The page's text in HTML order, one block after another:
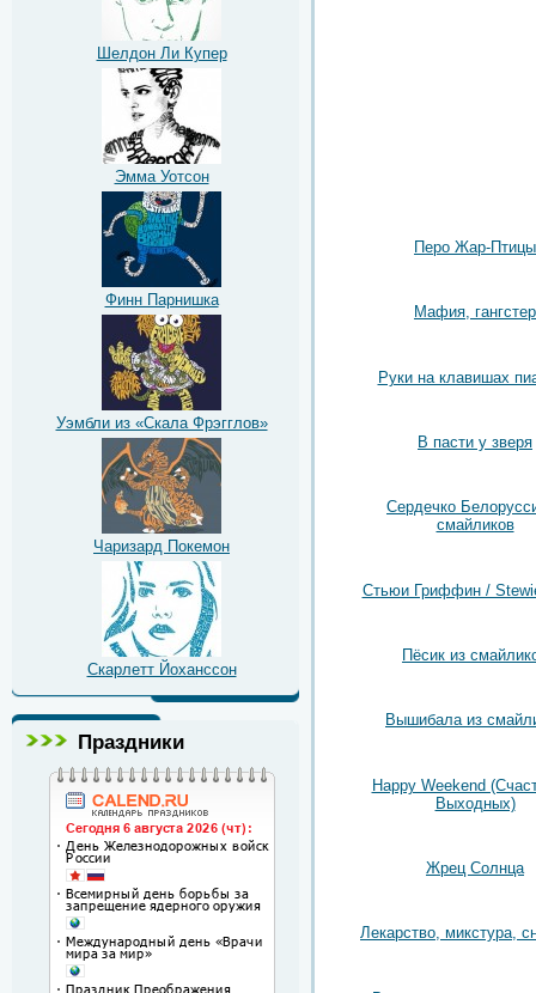
Шелдон Ли Купер
Эмма Уотсон
Финн Парнишка
Уэмбли из «Скала Фрэгглов»
Чаризард Покемон
Скарлетт Йоханссон
Праздники
Перо Жар-Птицы
Мафия, гангстер
Руки на клавишах
В пасти у зверя
Сердечко
смайликов
Стьюи Гриффин /
Пёсик из
Вышибала из
Happy Weekend
Выходных)
Жрец Солнца
Лекарство, микстура,